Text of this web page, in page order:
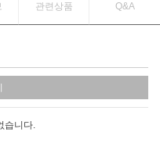
관련상품 Q&A
습니다.